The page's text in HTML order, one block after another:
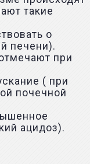
такие
о
печени).
при
( при
почечной
ацидоз).